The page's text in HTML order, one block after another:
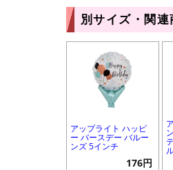
別サイズ・関連
アップライト ハッピ
ー バースデー バルー
ンズ 5インチ
176円